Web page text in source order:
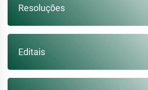
Resoluções
Editais